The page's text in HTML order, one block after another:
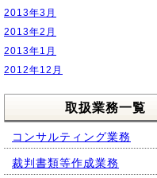
2013年3月
2013年2月
2013年1月
2012年12月
取扱業務一覧
コンサルティング業務
裁判書類等作成業務